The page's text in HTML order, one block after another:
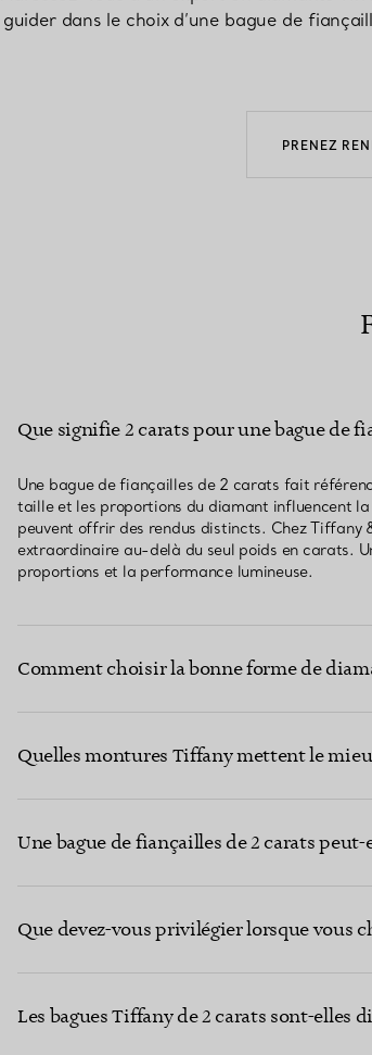
guider dans le choix d’une bague de
PRENEZ
Que signifie 2 carats pour une bague de
Une bague de fiançailles de 2 carats fait
taille et les proportions du diamant influencent
peuvent offrir des rendus distincts. Chez Tiffany
extraordinaire au-delà du seul poids en carats.
proportions et la performance lumineuse.
Comment choisir la bonne forme de
Quelles montures Tiffany mettent le
Une bague de fiançailles de 2 carats
Que devez-vous privilégier lorsque vous
Les bagues Tiffany de 2 carats sont-elles